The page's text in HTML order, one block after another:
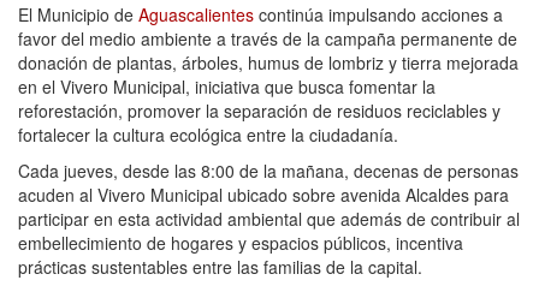
El Municipio de Aguascalientes continúa impulsando acciones a
favor del medio ambiente a través de la campaña permanente de
donación de plantas, árboles, humus de lombriz y tierra mejorada
en el Vivero Municipal, iniciativa que busca fomentar la
reforestación, promover la separación de residuos reciclables y
fortalecer la cultura ecológica entre la ciudadanía.
Cada jueves, desde las 8:00 de la mañana, decenas de personas
acuden al Vivero Municipal ubicado sobre avenida Alcaldes para
participar en esta actividad ambiental que además de contribuir al
embellecimiento de hogares y espacios públicos, incentiva
prácticas sustentables entre las familias de la capital.